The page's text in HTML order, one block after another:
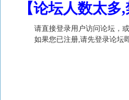
【论坛人数太
请直接登录用户访问论坛，
如果您已注册,请先登录论坛